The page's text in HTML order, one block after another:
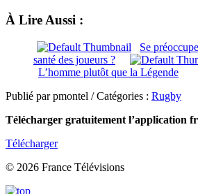
À Lire Aussi :
Se
santé des joueurs ?
L’homme plutôt que la Légende
Publié par pmontel / Catégories : Rugby
Télécharger gratuitement l’application
Télécharger
© 2026 France Télévisions